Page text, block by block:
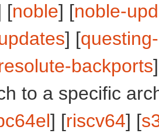
[noble] [noble-
] [
backports
to a specific
] [riscv64] [